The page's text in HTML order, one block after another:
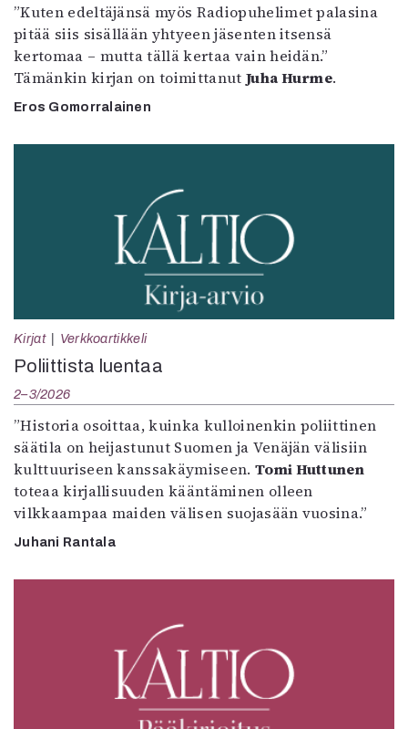
”Kuten edeltäjänsä myös Radiopuhelimet palasina
pitää siis sisällään yhtyeen jäsenten itsensä
kertomaa – mutta tällä kertaa vain heidän.”
Tämänkin kirjan on toimittanut Juha Hurme.
Eros Gomorralainen
Kirjat Verkkoartikkeli
Poliittista luentaa
2–3/2026
”Historia osoittaa, kuinka kulloinenkin poliittinen
säätila on heijastunut Suomen ja Venäjän välisiin
kulttuuriseen kanssakäymiseen. Tomi Huttunen
toteaa kirjallisuuden kääntäminen olleen
vilkkaampaa maiden välisen suojasään vuosina.”
Juhani Rantala